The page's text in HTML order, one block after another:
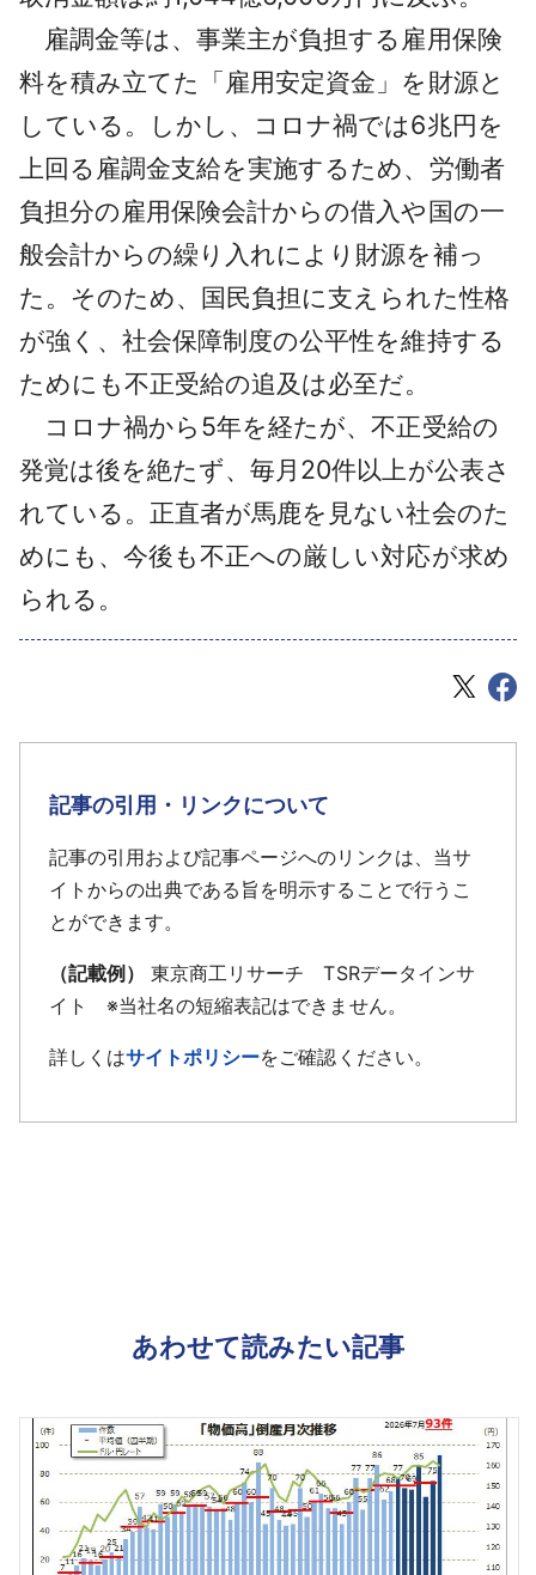
雇調金等は、事業主が負担する雇用保険
料を積み立てた「雇用安定資金」を財源と
している。しかし、コロナ禍では6兆円を
上回る雇調金支給を実施するため、労働者
負担分の雇用保険会計からの借入や国の一
般会計からの繰り入れにより財源を補っ
た。そのため、国民負担に支えられた性格
が強く、社会保障制度の公平性を維持する
ためにも不正受給の追及は必至だ。
コロナ禍から5年を経たが、不正受給の
発覚は後を絶たず、毎月20件以上が公表さ
れている。正直者が馬鹿を見ない社会のた
めにも、今後も不正への厳しい対応が求め
られる。
記事の引用・リンクについて
記事の引用および記事ページへのリンクは、当サ
イトからの出典である旨を明示することで行うこ
とができます。
（記載例）
東京商工リサーチ TSRデータインサ
イト ※当社名の短縮表記はできません。
詳しくはサイトポリシーをご確認ください。
あわせて読みたい記事